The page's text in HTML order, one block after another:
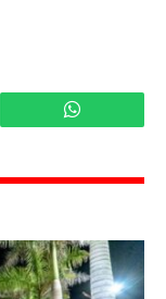
WhatsApp